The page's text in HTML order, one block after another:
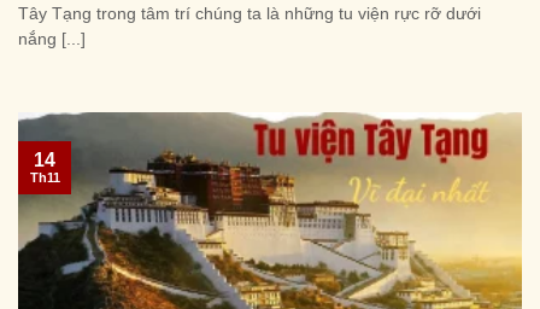
Tây Tạng trong tâm trí chúng ta là những tu viện rực rỡ dưới
nắng [...]
14
Th11